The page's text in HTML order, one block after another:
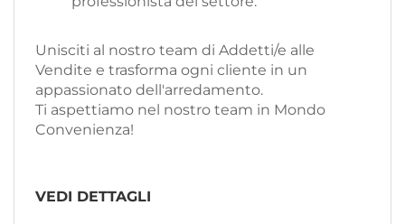
Unisciti al nostro team di Addetti/e alle
Vendite e trasforma ogni cliente in un
appassionato dell'arredamento.
Ti aspettiamo nel nostro team in Mondo
Convenienza!
VEDI DETTAGLI